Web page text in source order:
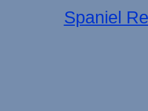
Spaniel